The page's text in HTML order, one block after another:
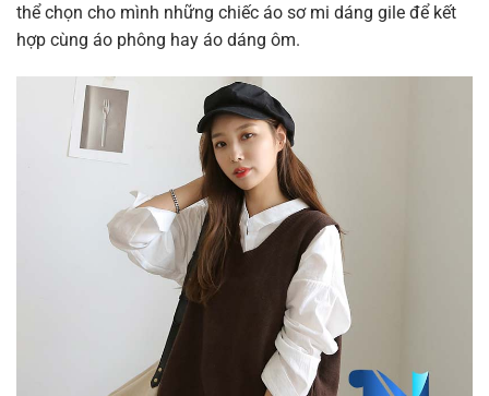
thể chọn cho mình những chiếc áo sơ mi dáng gile để kết
hợp cùng áo phông hay áo dáng ôm.